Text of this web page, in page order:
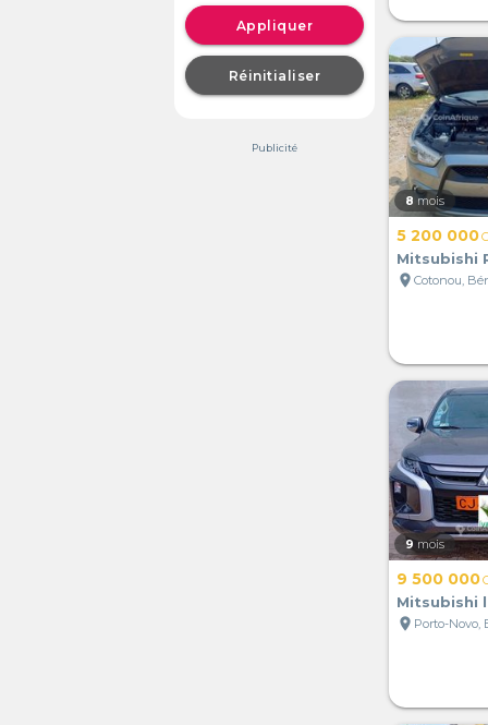
Appliquer
Réinitialiser
Publicité
8 mois
5 200 000
Mitsubishi
location_on Cotonou,
9 mois
9 500 000
Mitsubishi
location_on Porto-Novo,